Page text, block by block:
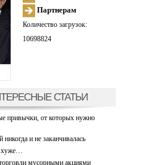
Партнерам
Количество загрузок:
10698824
СТАТЬИ
привычки, от которых нужно
и не заканчивалась
мусорными акциями